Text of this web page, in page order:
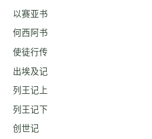
以赛亚书
何西阿书
使徒行传
出埃及记
列王记上
列王记下
创世记